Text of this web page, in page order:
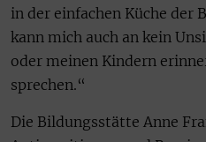
in der einfachen Küche
kann mich auch an kein
oder meinen Kindern
sprechen.“
Die Bildungsstätte Anne